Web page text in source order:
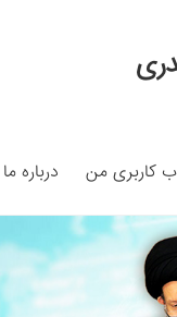
کاربری من درباره ما
My
Results
سبد خرید قوانین و